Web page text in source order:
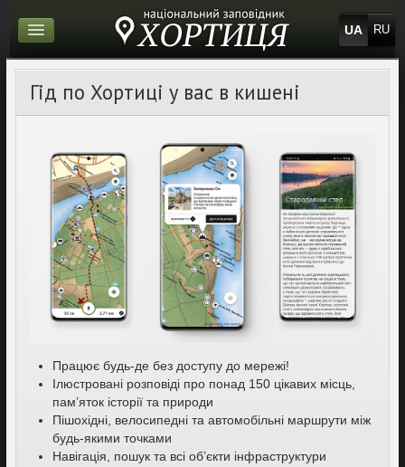
UA RU
Гід по Хортиці у вас в кишені
Працює будь-де без доступу до мережі!
Ілюстровані розповіді про понад 150 цікавих місць,
пам’яток історії та природи
Пішохідні, велосипедні та автомобільні маршрути між
будь-якими точками
Навігація, пошук та всі об’єкти інфраструктури